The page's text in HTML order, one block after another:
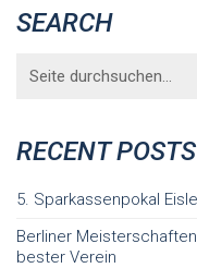
SEARCH
for:
RECENT POSTS
5. Sparkassenpokal
Berliner
bester Verein